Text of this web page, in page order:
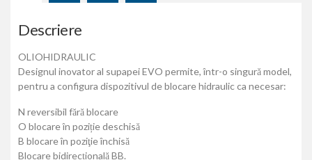
Descriere
OLIOHIDRAULIC
Designul inovator al supapei EVO permite, într-o singură model,
pentru a configura dispozitivul de blocare hidraulic ca necesar:
N reversibil fără blocare
O blocare în poziție deschisă
B blocare în poziţie închisă
Blocare bidirecțională BB.